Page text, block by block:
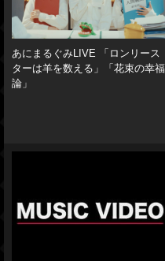
あにまるぐみLIVE 「ロンリース
ターは羊を数える」「花束の幸福
論」